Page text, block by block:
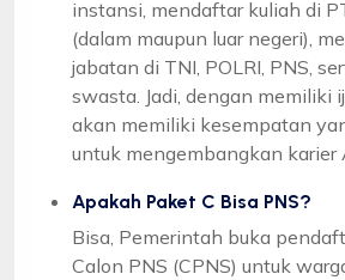
instansi, mendaftar kuliah di
(dalam maupun luar negeri),
jabatan di TNI, POLRI, PNS,
swasta. Jadi, dengan memiliki
akan memiliki kesempatan
untuk mengembangkan karier
Apakah Paket C Bisa PNS?
Bisa, Pemerintah buka
Calon PNS (CPNS) untuk